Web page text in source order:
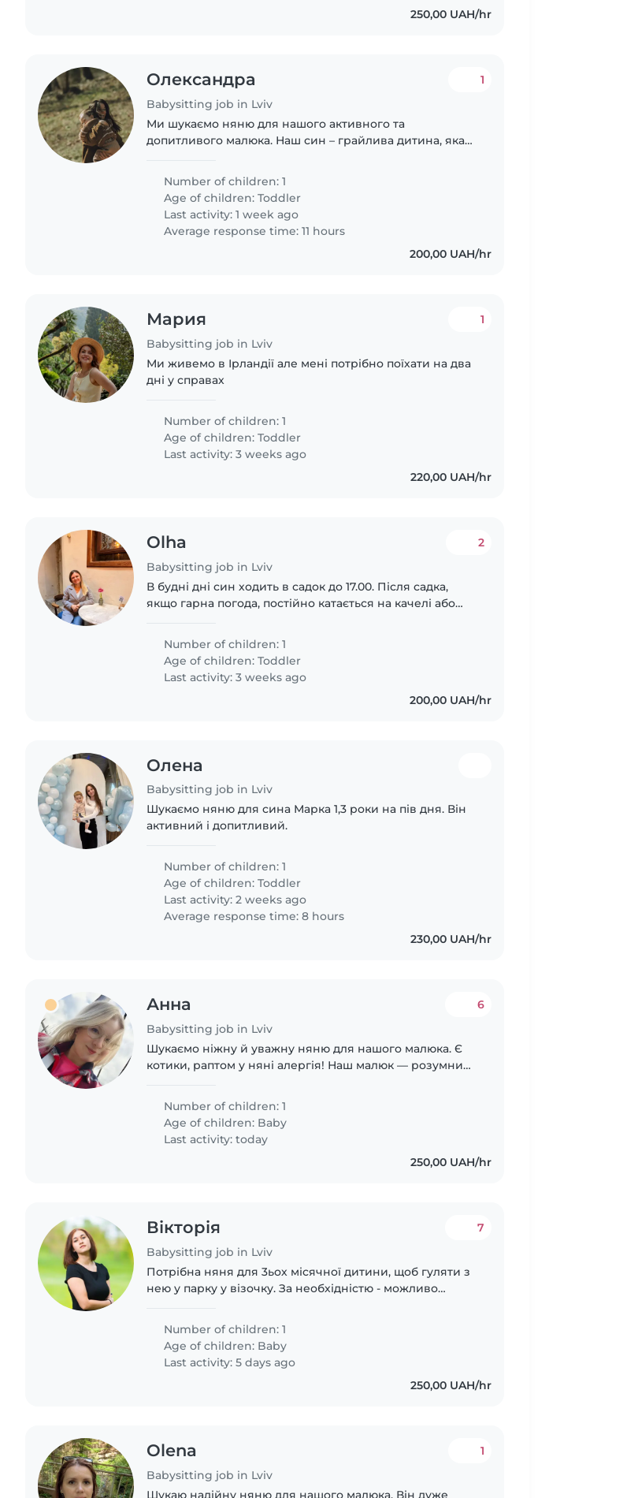
250,00 UAH/hr
Олександра
Babysitting job in Lviv
1
Ми шукаємо няню для нашого активного та
допитливого малюка. Наш син – грайлива дитина, яка
няню, яка може допомогти з доглядом, іграми,..
Number of children: 1
Age of children:Toddler
Last activity: 1 week ago
Average response time: 11 hours
200,00 UAH/hr
Мария
Babysitting job in Lviv
1
Ми живемо в Ірландії але мені потрібно поїхати на два
дні у справах
Number of children: 1
Age of children:Toddler
Last activity: 3 weeks ago
220,00 UAH/hr
Olha
Babysitting job in Lviv
2
В будні дні син ходить в садок до 17.00. Після садка,
якщо гарна погода, постійно катається на качелі або
Number of children: 1
Age of children:Toddler
Last activity: 3 weeks ago
200,00 UAH/hr
Олена
Babysitting job in Lviv
Шукаємо няню для сина Марка 1,3 роки на пів дня. Він
активний і допитливий.
Number of children: 1
Age of children:Toddler
Last activity: 2 weeks ago
Average response time: 8 hours
230,00 UAH/hr
Анна
Babysitting job in Lviv
6
Шукаємо ніжну й уважну няню для нашого малюка. Є
котики, раптом у няні алергія! Наш малюк — розумний,
знайомство!
Number of children: 1
Age of children: Baby
Last activity: today
250,00 UAH/hr
Вікторія
Babysitting job in Lviv
7
Потрібна няня для 3ьох місячної дитини, щоб гуляти з
нею у парку у візочку. За необхідністю - можливо
допомогу, якщо раптом поперхнеться...
Number of children: 1
Age of children: Baby
Last activity: 5 days ago
250,00 UAH/hr
Olena
Babysitting job in Lviv
1
Шукаю надійну няню для нашого малюка. Він дуже